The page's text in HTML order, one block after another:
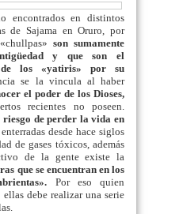
encontrados en distintos
de Sajama en Oruro, por
son sumamente
y que son el
de los «yatiris» por su
se la vincula al haber
el poder de los Dioses,
recientes no poseen.
de perder la vida en
desde hace siglos
de gases tóxicos, además
de la gente existe la
que se encuentran en los
Por eso quien
debe realizar una serie